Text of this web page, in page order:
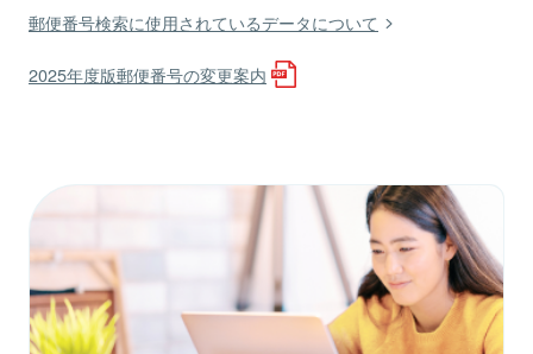
郵便番号検索に使用されているデータについて
2025年度版郵便番号の変更案内